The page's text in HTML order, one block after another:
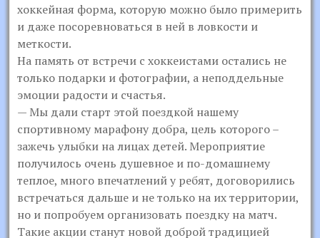
хоккейная форма, которую можно было примерить
и даже посоревноваться в ней в ловкости и
меткости.
На память от встречи с хоккеистами остались не
только подарки и фотографии, а неподдельные
эмоции радости и счастья.
— Мы дали старт этой поездкой нашему
спортивному марафону добра, цель которого –
зажечь улыбки на лицах детей. Мероприятие
получилось очень душевное и по-домашнему
теплое, много впечатлений у ребят, договорились
встречаться дальше и не только на их территории,
но и попробуем организовать поездку на матч.
Такие акции станут новой доброй традицией